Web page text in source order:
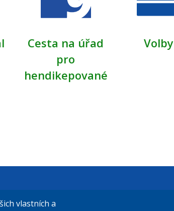
Cesta na úřad
pro
hendikepované
Volby
El. podatelna (s el. podpisem):
vlastních a